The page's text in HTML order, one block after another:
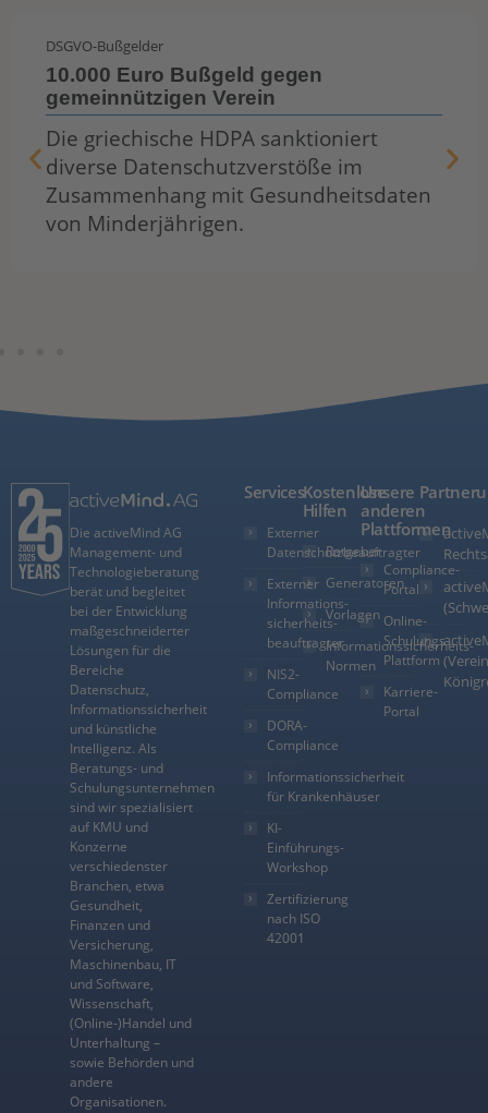
DSGVO-Bußgelder
10.000 Euro Bußgeld gegen
gemeinnützigen Verein
Die griechische HDPA sanktioniert
diverse Datenschutzverstöße im
Zusammenhang mit Gesundheitsdaten
von Minderjährigen.
Die activeMind AG
Management- und
Technologieberatung
berät und begleitet
bei der Entwicklung
maßgeschneiderter
Lösungen für die
Bereiche
Datenschutz,
Informationssicherheit
und künstliche
Intelligenz. Als
Beratungs- und
Schulungsunternehmen
sind wir spezialisiert
auf KMU und
Konzerne
verschiedenster
Branchen, etwa
Gesundheit,
Finanzen und
Versicherung,
Maschinenbau, IT
und Software,
Wissenschaft,
(Online-)Handel und
Unterhaltung –
sowie Behörden und
andere
Organisationen.
Services
Externer
Datenschutzbeauftragter
Externer
Informations­
sicherheits­
beauftragter
NIS2-
Compliance
DORA-
Compliance
Informationssicherheit
für Krankenhäuser
KI-
Einführungs-
Workshop
Zertifizierung
nach ISO
42001
Kostenlose
Hilfen
Ratgeber
Generatoren
Vorlagen
Informationssicherheits-
Normen
Unsere
anderen
Plattformen
Compliance-
Portal
Online-
Schulungs-
Plattform
Karriere-
Portal